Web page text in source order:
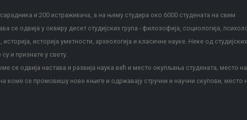
и 200 истраживача, а на њему студира око 6000 студената на свим
се одвија у оквиру десет студијских група - филозофија, социологија,
историја, историја уметности, археологија и класичне науке. Неке од студијских
и признате у свету.
се одвија настава и развија наука већ и место окупљања студената, место на
коме се промовишу нове књиге и одржавају стручни и научни скупови, место